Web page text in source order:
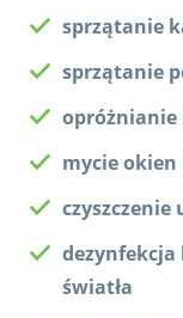
sprzątanie
sprzątanie
opróżnianie
mycie okien
czyszczenie
światła